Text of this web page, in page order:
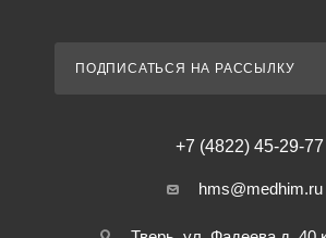
ПОДПИСАТЬСЯ НА РАССЫЛКУ
+7 (4822) 45-29-77
hms@medhim.ru